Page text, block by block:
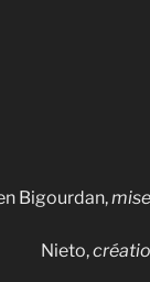
Bigourdan,
Nieto,